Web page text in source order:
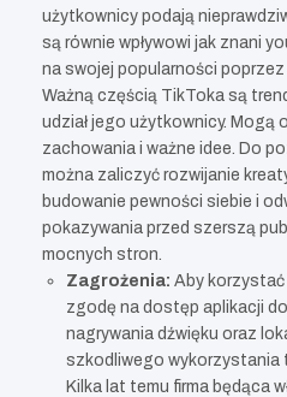
użytkownicy podają
są równie wpływowi jak znani
na swojej popularności
Ważną częścią TikToka są
udział jego użytkownicy. Mogą
zachowania i ważne idee. Do
można zaliczyć rozwijanie
budowanie pewności siebie i
pokazywania przed szerszą
mocnych stron.
Zagrożenia: Aby korzystać
zgodę na dostęp aplikacji
nagrywania dźwięku oraz
szkodliwego wykorzystania
Kilka lat temu firma będąca